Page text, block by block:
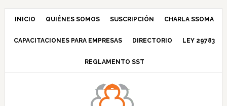
Saltar
navegación
Saltar
principal
Saltar
barra
principal
Saltar
INICIO QUIÉNES SOMOS SUSCRIPCIÓN CHARLA SSOMA
CAPACITACIONES PARA EMPRESAS DIRECTORIO LEY 29783
REGLAMENTO SST